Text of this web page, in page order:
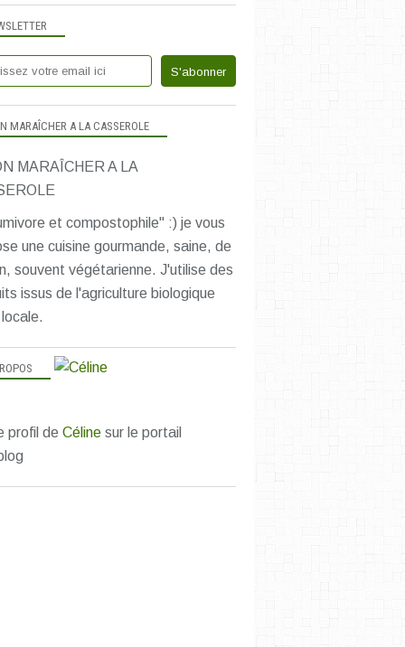
MARAÎCHER A LA CASSEROLE
et compostophile" :) je vous
une cuisine gourmande, saine, de
souvent végétarienne. J'utilise des
issus de l'agriculture biologique
profil de Céline sur le portail